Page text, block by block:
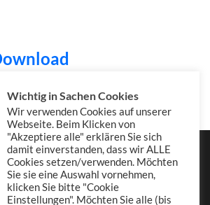
Wichtig in Sachen Cookies
Wir verwenden Cookies auf unserer
Webseite. Beim Klicken von
"Akzeptiere alle" erklären Sie sich
damit einverstanden, dass wir ALLE
Cookies setzen/verwenden. Möchten
Sie sie eine Auswahl vornehmen,
klicken Sie bitte "Cookie
Einstellungen". Möchten Sie alle (bis